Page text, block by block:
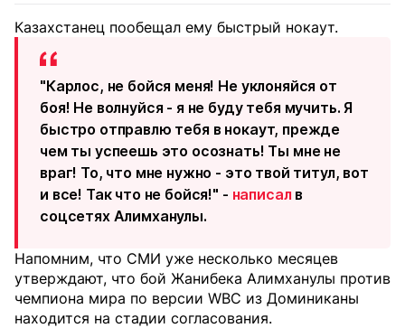
Казахстанец пообещал ему быстрый нокаут.
"Карлос, не бойся меня! Не уклоняйся от
боя! Не волнуйся - я не буду тебя мучить. Я
быстро отправлю тебя в нокаут, прежде
чем ты успеешь это осознать! Ты мне не
враг! То, что мне нужно - это твой титул, вот
и все! Так что не бойся!" - написал в
соцсетях Алимханулы.
Напомним, что СМИ уже несколько месяцев
утверждают, что бой Жанибека Алимханулы против
чемпиона мира по версии WBC из Доминиканы
находится на стадии согласования.